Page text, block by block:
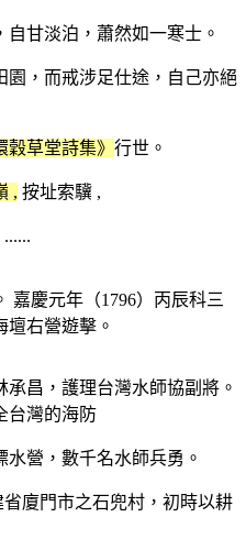
甘淡泊，蕭然如一寒士。
，而戒涉足仕途，自己亦絕
穀草堂詩集》 行世。
, 按址索驥 ,
嘉慶元年（1796）丙辰科三
壇右營遊擊。
承昌，護理台灣水師協副將。
台灣的海防
營，數千名水師兵勇。
廈門市之石兜村，初時以耕